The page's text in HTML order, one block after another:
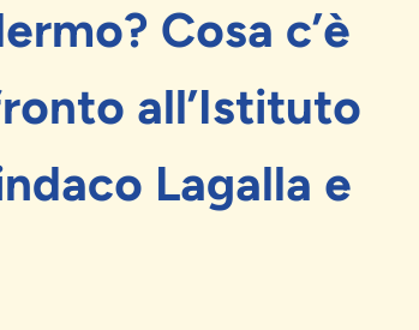
Cosa c’è
all’Istituto
Lagalla e